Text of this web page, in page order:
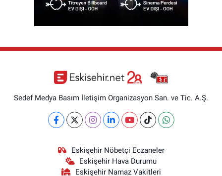
Sedef Medya Basım İletişim Organizasyon San. ve Tic. A.Ş.
Eskişehir Nöbetçi Eczaneler
Eskişehir Hava Durumu
Eskişehir Namaz Vakitleri